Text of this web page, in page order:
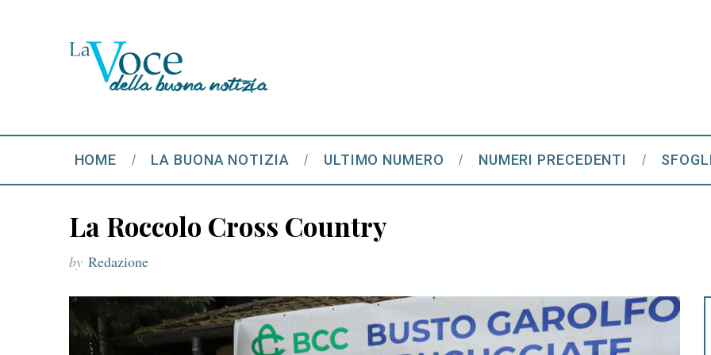
HOME LA BUONA NOTIZIA ULTIMO NUMERO NUMERI PRECEDENTI
La Roccolo Cross Country
by Redazione